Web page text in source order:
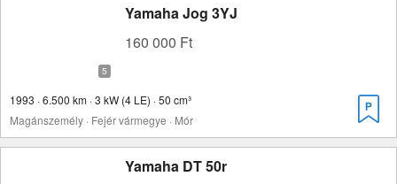
Yamaha Jog 3YJ
160 000 Ft
1993 · 6.500 km · 3 kW (4 LE) · 50 cm³
Magánszemély · Fejér vármegye · Mór
Yamaha DT 50r